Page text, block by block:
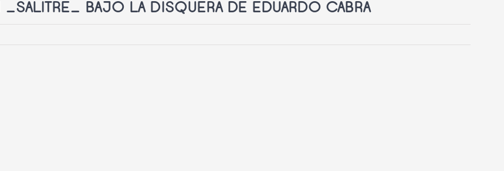
BAJO LA DISQUERA DE EDUARDO CABRA